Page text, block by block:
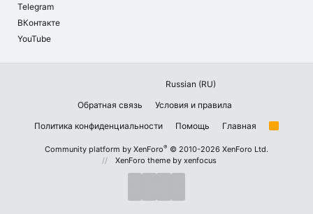
Telegram
ВКонтакте
YouTube
Russian (RU)
Обратная связь
Условия и правила
Политика конфиденциальности
Помощь Главная
R
Community platform by XenForo® © 2010-2026 XenForo Ltd.
XenForo theme by xenfocus